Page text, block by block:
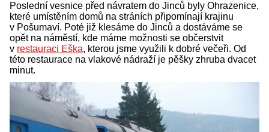
Poslední vesnice před návratem do Jinců byly Ohrazenice,
které umístěním domů na stráních připomínají krajinu
v Pošumaví. Poté již klesáme do Jinců a dostáváme se
opět na náměstí, kde máme možnosti se občerstvit
v restauraci Eška, kterou jsme využili k dobré večeři. Od
této restaurace na vlakové nádraží je pěšky zhruba dvacet
minut.